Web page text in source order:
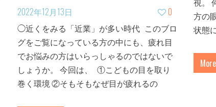
2022年12月13日
0
◯近くをみる「近業」が多い時代 このブロ
グをご覧になっている方の中にも、疲れ目
でお悩みの方はいらっしゃるのではないで
しょうか。 今回は、 ①こどもの目を取り
巻く環境 ②そもそもなぜ目が疲れるの
方の
状態
More